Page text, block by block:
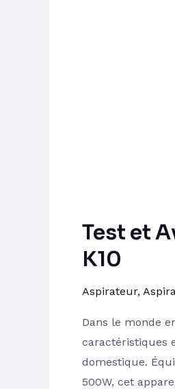
Test et
K10
Aspirateur,
Dans le monde
caractéristiques
domestique.
500W, cet